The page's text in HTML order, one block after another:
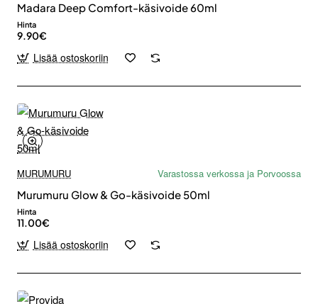
Madara Deep Comfort-käsivoide 60ml
Hinta
9.90€
Lisää ostoskoriin
MURUMURU
Varastossa verkossa ja Porvoossa
Murumuru Glow & Go-käsivoide 50ml
Hinta
11.00€
Lisää ostoskoriin